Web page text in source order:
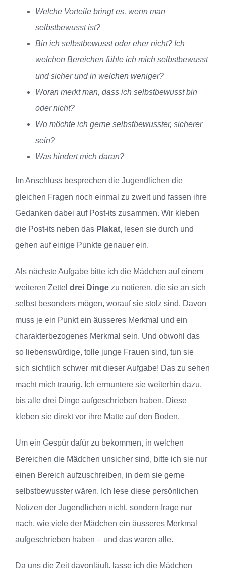
Welche Vorteile bringt es, wenn man
selbstbewusst ist?
Bin ich selbstbewusst oder eher nicht? Ich
welchen Bereichen fühle ich mich selbstbewusst
und sicher und in welchen weniger?
Woran merkt man, dass ich selbstbewusst bin
oder nicht?
Wo möchte ich gerne selbstbewusster, sicherer
sein?
Was hindert mich daran?
Im Anschluss besprechen die Jugendlichen die
gleichen Fragen noch einmal zu zweit und fassen ihre
Gedanken dabei auf Post-its zusammen. Wir kleben
die Post-its neben das Plakat, lesen sie durch und
gehen auf einige Punkte genauer ein.
Als nächste Aufgabe bitte ich die Mädchen auf einem
weiteren Zettel drei Dinge zu notieren, die sie an sich
selbst besonders mögen, worauf sie stolz sind. Davon
muss je ein Punkt ein äusseres Merkmal und ein
charakterbezogenes Merkmal sein. Und obwohl das
so liebenswürdige, tolle junge Frauen sind, tun sie
sich sichtlich schwer mit dieser Aufgabe! Das zu sehen
macht mich traurig. Ich ermuntere sie weiterhin dazu,
bis alle drei Dinge aufgeschrieben haben. Diese
kleben sie direkt vor ihre Matte auf den Boden.
Um ein Gespür dafür zu bekommen, in welchen
Bereichen die Mädchen unsicher sind, bitte ich sie nur
einen Bereich aufzuschreiben, in dem sie gerne
selbstbewusster wären. Ich lese diese persönlichen
Notizen der Jugendlichen nicht, sondern frage nur
nach, wie viele der Mädchen ein äusseres Merkmal
aufgeschrieben haben – und das waren alle.
Da uns die Zeit davonläuft, lasse ich die Mädchen